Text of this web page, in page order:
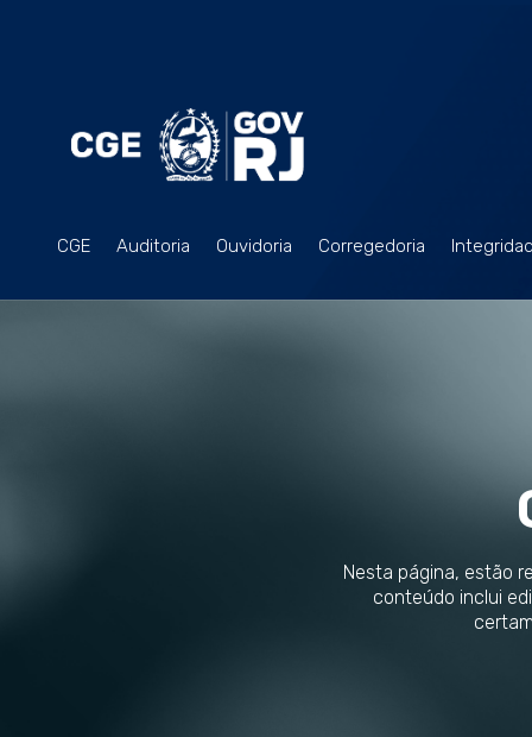
CGE Auditoria Ouvidoria Corregedoria
Nesta página, estão
conteúdo inclui